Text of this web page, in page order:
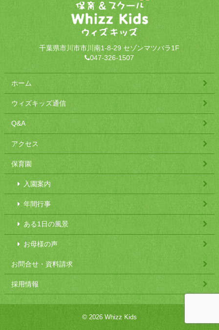
千葉県市川市市川南1-8-29 セゾンマツバラ1F
047-326-1507
ホーム
ウィズキッズ通信
Q&A
アクセス
保育園
入園案内
年間行事
ある1日の風景
お母様の声
お問合せ・資料請求
採用情報
© 2026 Whizz Kids